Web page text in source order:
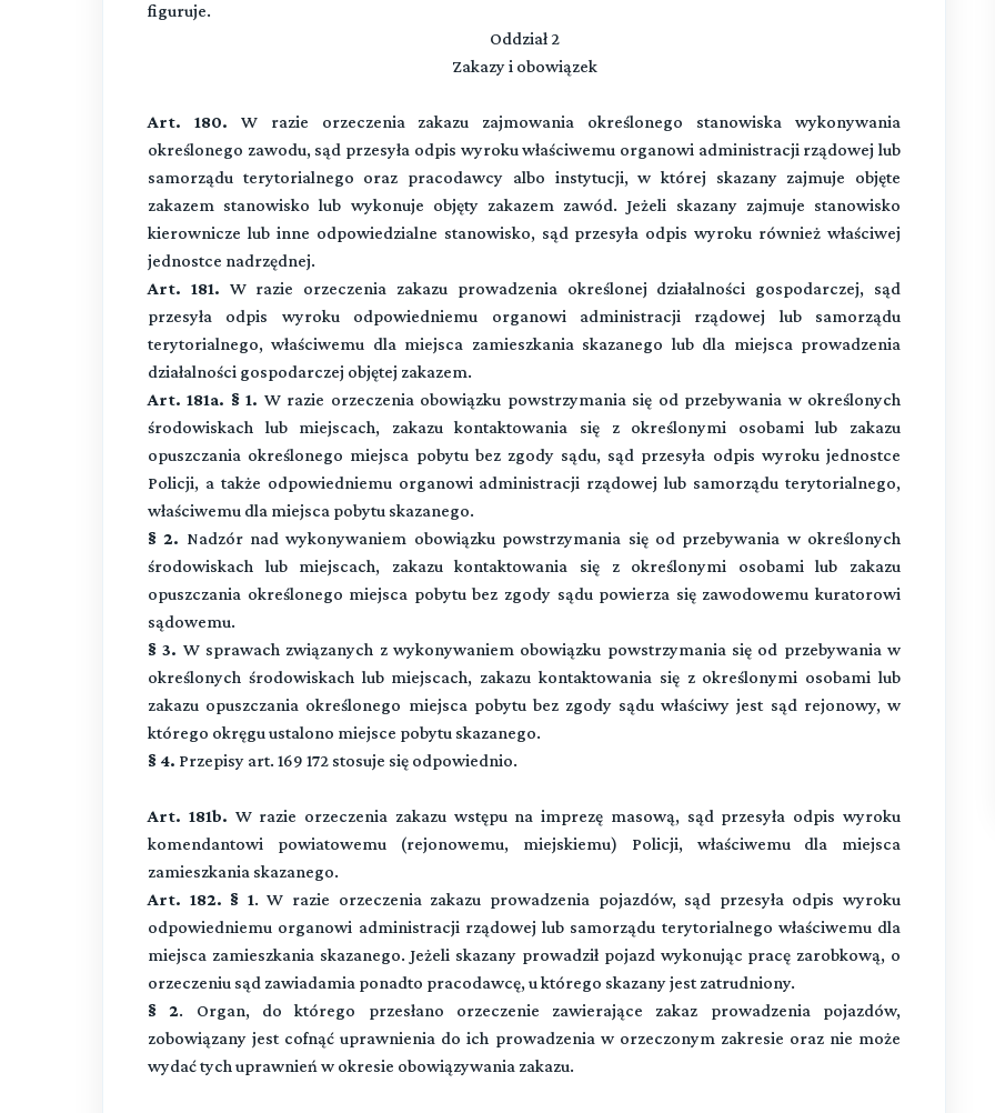
figuruje.
Oddział 2
Zakazy i obowiązek
Art. 180. W razie orzeczenia zakazu zajmowania określonego stanowiska wykonywania
określonego zawodu, sąd przesyła odpis wyroku właściwemu organowi administracji rządowej lub
samorządu terytorialnego oraz pracodawcy albo instytucji, w której skazany zajmuje objęte
zakazem stanowisko lub wykonuje objęty zakazem zawód. Jeżeli skazany zajmuje stanowisko
kierownicze lub inne odpowiedzialne stanowisko, sąd przesyła odpis wyroku również właściwej
jednostce nadrzędnej.
Art. 181. W razie orzeczenia zakazu prowadzenia określonej działalności gospodarczej, sąd
przesyła odpis wyroku odpowiedniemu organowi administracji rządowej lub samorządu
terytorialnego, właściwemu dla miejsca zamieszkania skazanego lub dla miejsca prowadzenia
działalności gospodarczej objętej zakazem.
Art. 181a. § 1. W razie orzeczenia obowiązku powstrzymania się od przebywania w określonych
środowiskach lub miejscach, zakazu kontaktowania się z określonymi osobami lub zakazu
opuszczania określonego miejsca pobytu bez zgody sądu, sąd przesyła odpis wyroku jednostce
Policji, a także odpowiedniemu organowi administracji rządowej lub samorządu terytorialnego,
właściwemu dla miejsca pobytu skazanego.
§ 2. Nadzór nad wykonywaniem obowiązku powstrzymania się od przebywania w określonych
środowiskach lub miejscach, zakazu kontaktowania się z określonymi osobami lub zakazu
opuszczania określonego miejsca pobytu bez zgody sądu powierza się zawodowemu kuratorowi
sądowemu.
§ 3. W sprawach związanych z wykonywaniem obowiązku powstrzymania się od przebywania w
określonych środowiskach lub miejscach, zakazu kontaktowania się z określonymi osobami lub
zakazu opuszczania określonego miejsca pobytu bez zgody sądu właściwy jest sąd rejonowy, w
którego okręgu ustalono miejsce pobytu skazanego.
§ 4. Przepisy art. 169 172 stosuje się odpowiednio.
Art. 181b. W razie orzeczenia zakazu wstępu na imprezę masową, sąd przesyła odpis wyroku
komendantowi powiatowemu (rejonowemu, miejskiemu) Policji, właściwemu dla miejsca
zamieszkania skazanego.
Art. 182. § 1. W razie orzeczenia zakazu prowadzenia pojazdów, sąd przesyła odpis wyroku
odpowiedniemu organowi administracji rządowej lub samorządu terytorialnego właściwemu dla
miejsca zamieszkania skazanego. Jeżeli skazany prowadził pojazd wykonując pracę zarobkową, o
orzeczeniu sąd zawiadamia ponadto pracodawcę, u którego skazany jest zatrudniony.
§ 2. Organ, do którego przesłano orzeczenie zawierające zakaz prowadzenia pojazdów,
zobowiązany jest cofnąć uprawnienia do ich prowadzenia w orzeczonym zakresie oraz nie może
wydać tych uprawnień w okresie obowiązywania zakazu.